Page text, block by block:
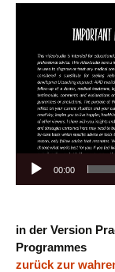
00:00
in der Version
Programmes
zurück zur